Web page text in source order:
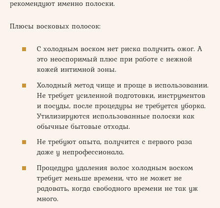
рекомендуют именно полоски.
Плюсы восковых полосок:
С холодным воском нет риска получить ожог. А
это неоспоримый плюс при работе с нежной
кожей интимной зоны.
Холодный метод чище и проще в использовании.
Не требует усиленной подготовки, инструментов
и посуды, после процедуры не требуется уборка.
Утилизируются использованные полоски как
обычные бытовые отходы.
Не требуют опыта, получится с первого раза
даже у непрофессионала.
Процедура удаления волос холодным воском
требует меньше времени, что не может не
радовать, когда свободного времени не так уж
много.